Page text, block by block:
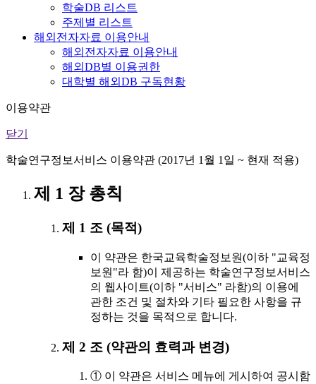
학술DB 리스트
주제별 리스트
해외전자자료 이용안내
해외전자자료 이용안내
해외DB별 이용권한
대학별 해외DB 구독현황
이용약관
닫기
학술연구정보서비스 이용약관 (2017년 1월 1일 ~ 현재 적용)
제 1 장 총칙
제 1 조 (목적)
이 약관은 한국교육학술정보원(이하 "교육정
보원"라 함)이 제공하는 학술연구정보서비스
의 웹사이트(이하 "서비스" 라함)의 이용에
관한 조건 및 절차와 기타 필요한 사항을 규
정하는 것을 목적으로 합니다.
제 2 조 (약관의 효력과 변경)
① 이 약관은 서비스 메뉴에 게시하여 공시함